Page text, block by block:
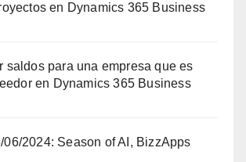
en Dynamics 365 Business
saldos para una empresa que es
en Dynamics 365 Business
06/2024: Season of AI, BizzApps